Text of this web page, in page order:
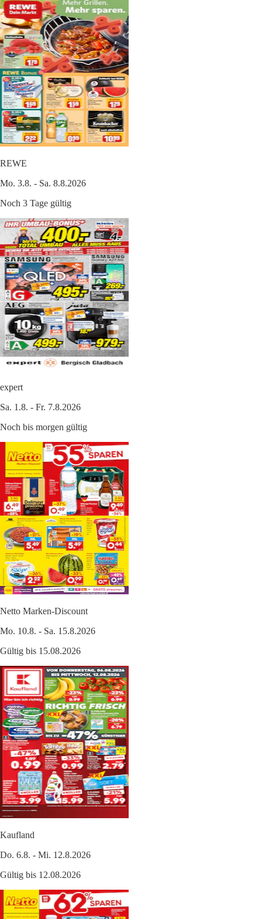
REWE
Mo. 3.8. - Sa. 8.8.2026
Noch 3 Tage gültig
expert
Sa. 1.8. - Fr. 7.8.2026
Noch bis morgen gültig
Netto Marken-Discount
Mo. 10.8. - Sa. 15.8.2026
Gültig bis 15.08.2026
Kaufland
Do. 6.8. - Mi. 12.8.2026
Gültig bis 12.08.2026